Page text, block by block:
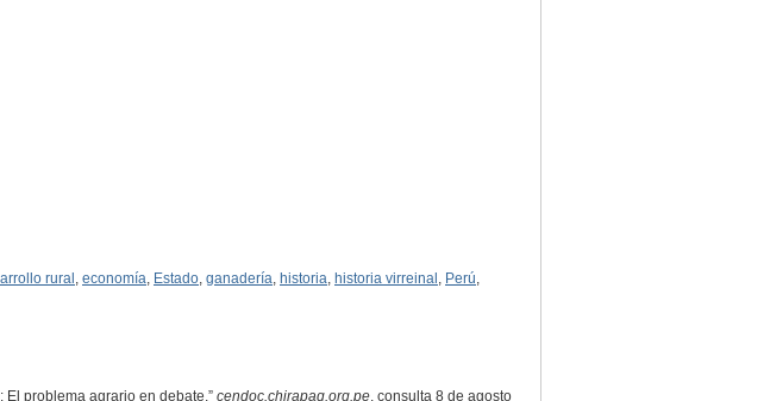
rural economía Estado ganadería historia historia virreinal Perú
El problema agrario en debate,” cendoc.chirapaq.org.pe , consulta 8 de agosto